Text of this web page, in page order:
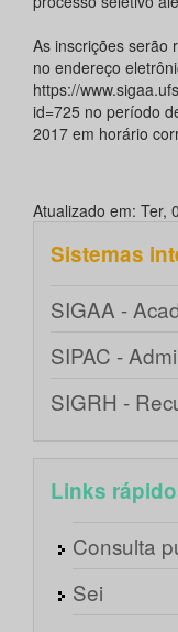
As inscrições serão
no endereço
https://
id=725 no período
2017 em horário
Atualizado em: Ter,
Sistemas
SIGAA -
SIPAC -
SIGRH -
Links
Consulta
Sei